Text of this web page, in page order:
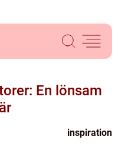
En lönsam
inspiration